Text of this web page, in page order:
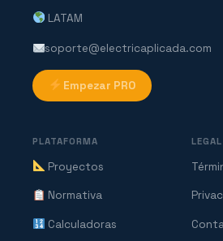
LATAM
soporte@electricaplicada.com
Empezar PRO
PLATAFORMA
Proyectos
Normativa
Calculadoras
LEGAL